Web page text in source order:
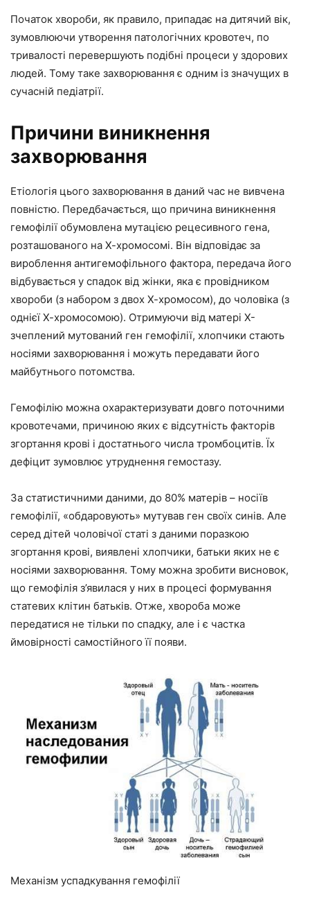
Початок хвороби, як правило, припадає на дитячий вік,
зумовлюючи утворення патологічних кровотеч, по
тривалості перевершують подібні процеси у здорових
людей. Тому таке захворювання є одним із значущих в
сучасній педіатрії.
Причини виникнення
захворювання
Етіологія цього захворювання в даний час не вивчена
повністю. Передбачається, що причина виникнення
гемофілії обумовлена мутацією рецесивного гена,
розташованого на Х-хромосомі. Він відповідає за
вироблення антигемофільного фактора, передача його
відбувається у спадок від жінки, яка є провідником
хвороби (з набором з двох Х-хромосом), до чоловіка (з
однієї Х-хромосомою). Отримуючи від матері Х-
зчеплений мутований ген гемофілії, хлопчики стають
носіями захворювання і можуть передавати його
майбутнього потомства.
Гемофілію можна охарактеризувати довго поточними
кровотечами, причиною яких є відсутність факторів
згортання крові і достатнього числа тромбоцитів. Їх
дефіцит зумовлює утруднення гемостазу.
За статистичними даними, до 80% матерів – носіїв
гемофілії, «обдаровують» мутував ген своїх синів. Але
серед дітей чоловічої статі з даними поразкою
згортання крові, виявлені хлопчики, батьки яких не є
носіями захворювання. Тому можна зробити висновок,
що гемофілія з’явилася у них в процесі формування
статевих клітин батьків. Отже, хвороба може
передатися не тільки по спадку, але і є частка
ймовірності самостійного її появи.
Механізм успадкування гемофілії